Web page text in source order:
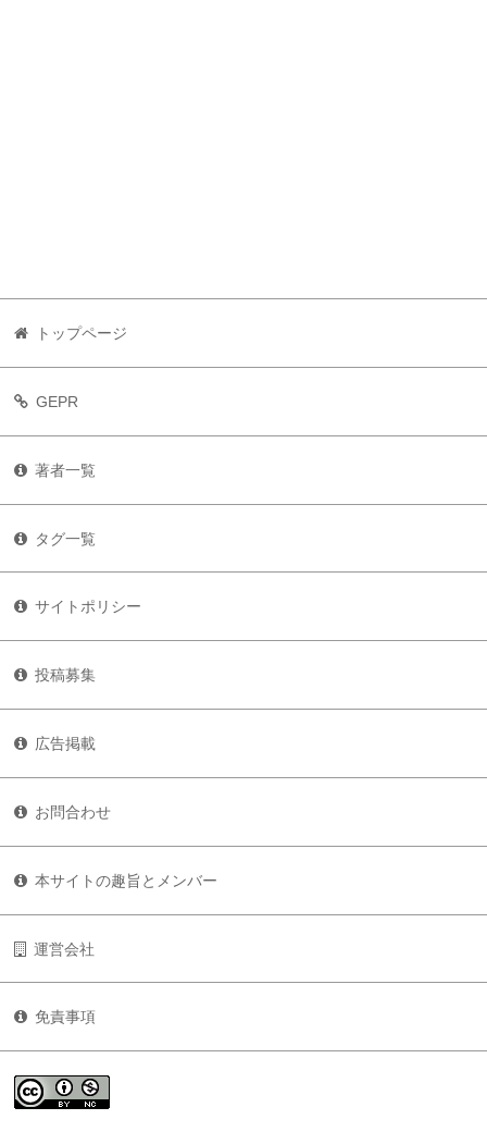
トップページ
GEPR
著者一覧
タグ一覧
サイトポリシー
投稿募集
広告掲載
お問合わせ
本サイトの趣旨とメンバー
運営会社
免責事項